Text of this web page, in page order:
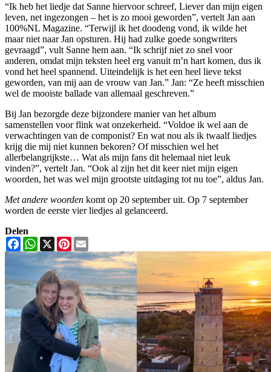
“Ik heb het liedje dat Sanne hiervoor schreef, Liever dan mijn eigen
leven, net ingezongen – het is zo mooi geworden”, vertelt Jan aan
100%NL Magazine. “Terwijl ik het doodeng vond, ik wilde het
maar niet naar Jan opsturen. Hij had zulke goede songwriters
gevraagd”, vult Sanne hem aan. “Ik schrijf niet zo snel voor
anderen, omdat mijn teksten heel erg vanuit m’n hart komen, dus ik
vond het heel spannend. Uiteindelijk is het een heel lieve tekst
geworden, van mij aan de vrouw van Jan.” Jan: “Ze heeft misschien
wel de mooiste ballade van allemaal geschreven.”
Bij Jan bezorgde deze bijzondere manier van het album
samenstellen voor flink wat onzekerheid. “Voldoe ik wel aan de
verwachtingen van de componist? En wat nou als ik twaalf liedjes
krijg die mij niet kunnen bekoren? Of misschien wel het
allerbelangrijkste… Wat als mijn fans dit helemaal niet leuk
vinden?”, vertelt Jan. “Ook al zijn het dit keer niet mijn eigen
woorden, het was wel mijn grootste uitdaging tot nu toe”, aldus Jan.
Met andere woorden komt op 20 september uit. Op 7 september
worden de eerste vier liedjes al gelanceerd.
Delen
FacebookWhatsApp
X Pinterest